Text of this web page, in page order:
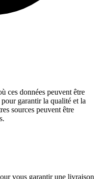
ces données peuvent être
garantir la qualité et la
sources peuvent être
vous garantir une livraison